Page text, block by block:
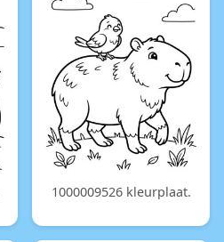
1000009526 kleurplaat.